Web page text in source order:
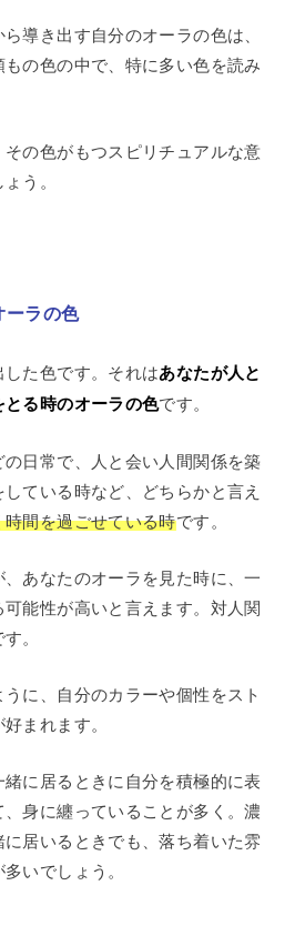
導き出す自分のオーラの色は、
の色の中で、特に多い色を読み
の色がもつスピリチュアルな意
う。
ーラの色
た色です。それはあなたが人と
る時のオーラの色です。
日常で、人と会い人間関係を築
ている時など、どちらかと言え
間を過ごせている時です。
あなたのオーラを見た時に、一
能性が高いと言えます。対人関
。
に、自分のカラーや個性をスト
まれます。
に居るときに自分を積極的に表
身に纏っていることが多く。濃
居いるときでも、落ち着いた雰
いでしょう。